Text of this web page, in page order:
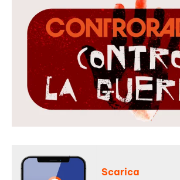
Scarica